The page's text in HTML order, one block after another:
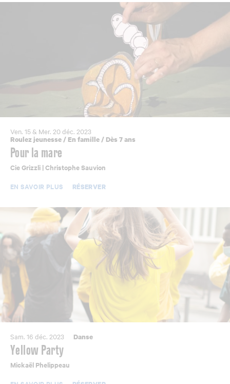
Ven. 15 & Mer. 20 déc. 2023
Roulez jeunesse/ En famille/ Dès 7 ans
Pour la mare
Cie Grizzli | Christophe Sauvion
EN SAVOIR PLUS
RÉSERVER
Sam. 16 déc. 2023 Danse
Yellow Party
Mickaël Phelippeau